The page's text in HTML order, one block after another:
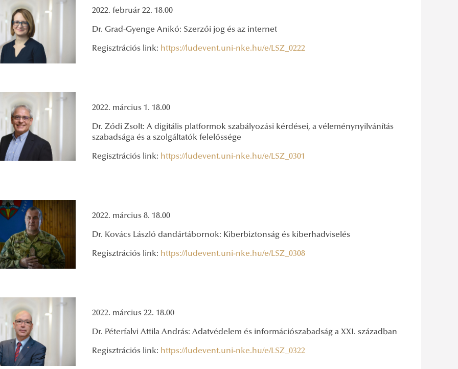
2022. február 22. 18.00
Dr. Grad-Gyenge Anikó: Szerzői jog és az internet
Regisztrációs link: https://ludevent.uni-nke.hu/e/LSZ_0222
2022. március 1. 18.00
Dr. Ződi Zsolt: A digitális platformok szabályozási kérdései, a véleménynyilvánítás
szabadsága és a szolgáltatók felelőssége
Regisztrációs link: https://ludevent.uni-nke.hu/e/LSZ_0301
2022. március 8. 18.00
Dr. Kovács László dandártábornok: Kiberbiztonság és kiberhadviselés
Regisztrációs link: https://ludevent.uni-nke.hu/e/LSZ_0308
2022. március 22. 18.00
Dr. Péterfalvi Attila András: Adatvédelem és információszabadság a XXI. században
Regisztrációs link: https://ludevent.uni-nke.hu/e/LSZ_0322